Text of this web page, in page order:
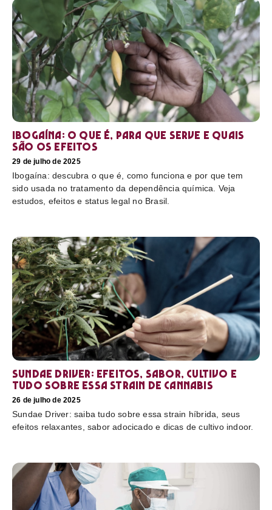
Ibogaína: o que é, para que serve e quais
são os efeitos
29 de julho de 2025
Ibogaína: descubra o que é, como funciona e por que tem
sido usada no tratamento da dependência química. Veja
estudos, efeitos e status legal no Brasil.
Sundae Driver: efeitos, sabor, cultivo e
tudo sobre essa strain de cannabis
26 de julho de 2025
Sundae Driver: saiba tudo sobre essa strain híbrida, seus
efeitos relaxantes, sabor adocicado e dicas de cultivo indoor.